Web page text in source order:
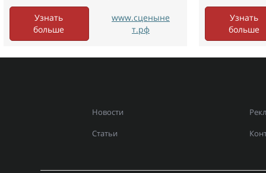
Узнать
больше
www.сценыне
т.рф
Узнать
больше
Новости
Статьи